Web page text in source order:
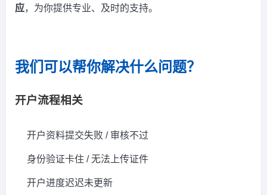
应，为你提供专业、及时的支持。
我们可以帮你解决什么问题？
开户流程相关
开户资料提交失败 / 审核不过
身份验证卡住 / 无法上传证件
开户进度迟迟未更新